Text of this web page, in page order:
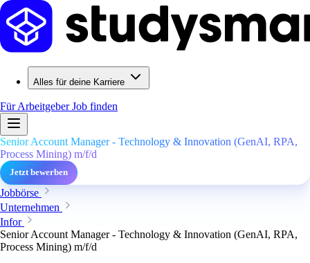
Alles für deine Karriere
Für ArbeitgeberJob finden
Senior Account Manager - Technology & Innovation (GenAI, RPA,
Process Mining) m/f/d
Jetzt bewerben
Jobbörse
Unternehmen
Infor
Senior Account Manager - Technology & Innovation (GenAI, RPA,
Process Mining) m/f/d